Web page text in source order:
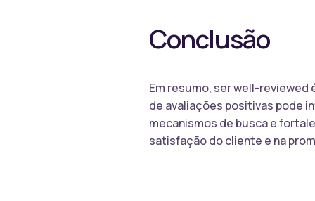
Conclusão
Em resumo, ser well-reviewed
de avaliações positivas pode
mecanismos de busca e
satisfação do cliente e na